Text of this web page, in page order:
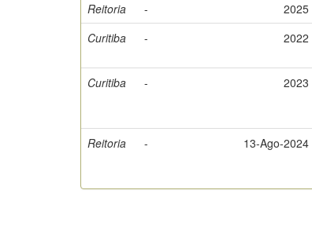
Reitoria - 2025
Curitiba
- 2022
Curitiba - 2023
Reitoria
- 13-Ago-2024